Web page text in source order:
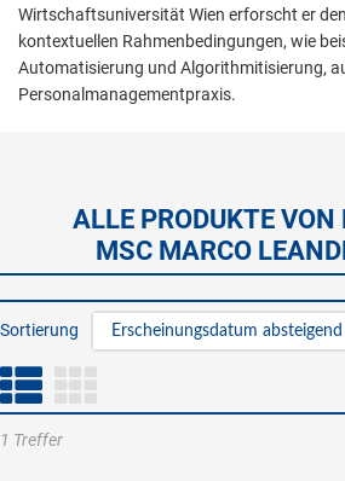
Wirtschaftsuniversität Wien erforscht er
kontextuellen Rahmenbedingungen, wie
Automatisierung und Algorithmitisierung,
Personalmanagementpraxis.
ALLE PRODUKTE
MSC MARCO
Sortierung Erscheinungsdatum absteigend
1 Treffer